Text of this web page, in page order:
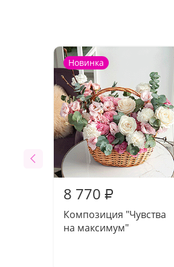
Новинка
8 770 ₽
Композиция "Чувства
на максимум"